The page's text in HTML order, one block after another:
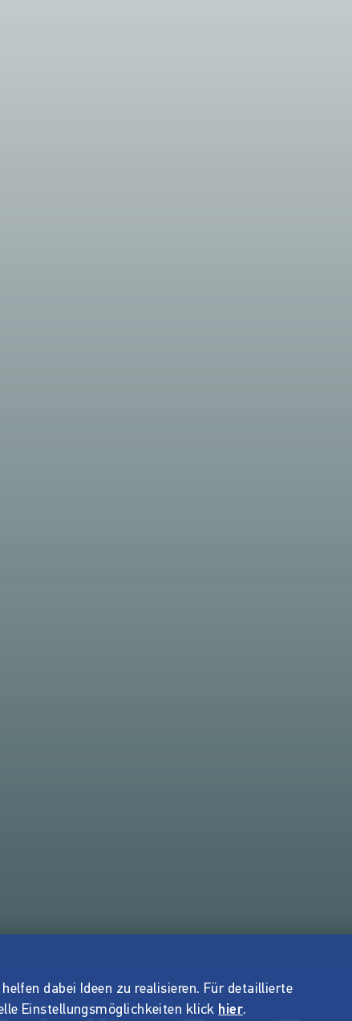
dabei Ideen zu realisieren. Für detaillierte
Einstellungsmöglichkeiten klick hier.